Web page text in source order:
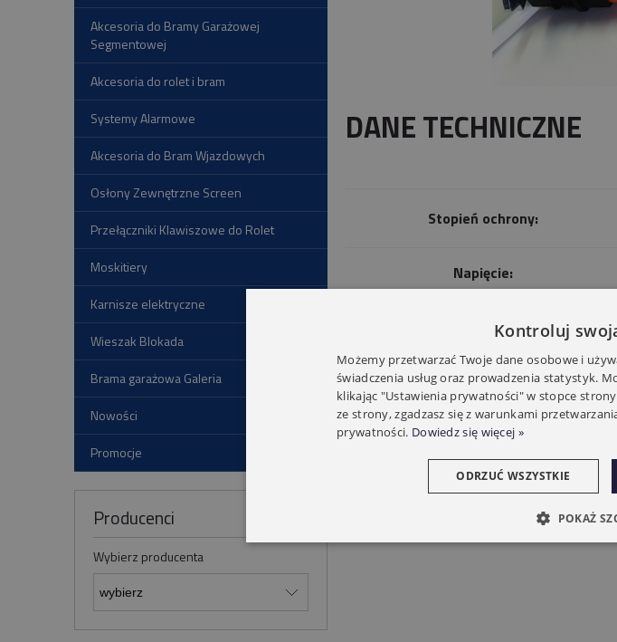
Akcesoria do Bramy Garażowej
Segmentowej
Akcesoria do rolet i bram
Systemy Alarmowe
Akcesoria do Bram Wjazdowych
Osłony Zewnętrzne Screen
Przełączniki Klawiszowe do Rolet
Moskitiery
Karnisze elektryczne
Wieszak Blokada
Brama garażowa Galeria
Nowości
Promocje
Producenci
Wybierz producenta
DANE TECHNICZNE
Stopień ochrony:
Napięcie:
Montaż Rura nawojowa:
Udźwig do:
Kontroluj
Możemy przetwarzać Twoje dane osobowe i
świadczenia usług oraz prowadzenia statystyk.
klikając "Ustawienia prywatności" w stopce
ze strony, zgadzasz się z warunkami
prywatności. Dowiedz się więcej »
ODRZUĆ WSZYSTKIE
POKAŻ